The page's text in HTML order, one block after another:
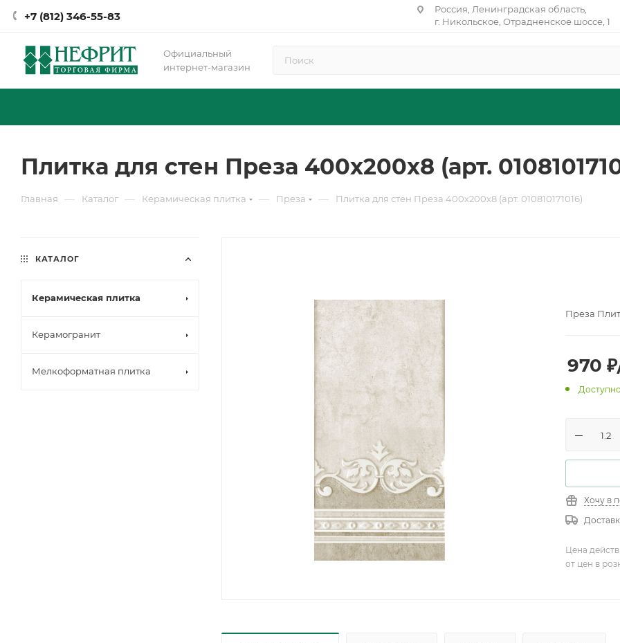
+7 (812) 346-55-83
Россия, Ленинградская область,
г. Никольское, Отрадненское шоссе, 1
Официальный
интернет-магазин
Плитка для стен Преза 400х200х8 (арт.
Главная — Каталог — Керамическая плитка — Преза — Плитка для стен Преза 400х200х8 (арт. 010810171016)
Преза
970 ₽
Хочу в
Цена
от цен в
КАТАЛОГ
Керамическая плитка
Керамогранит
Мелкоформатная плитка